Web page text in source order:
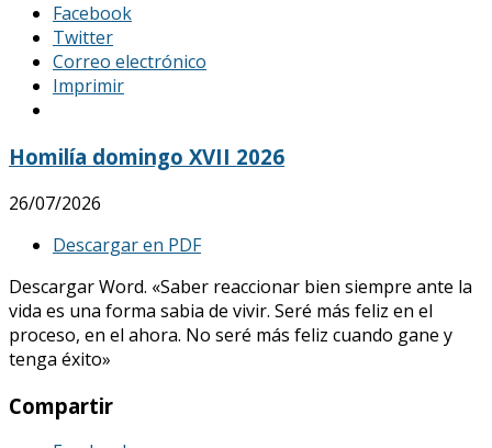
Facebook
Twitter
Correo electrónico
Imprimir
Homilía domingo XVII 2026
26/07/2026
Descargar en PDF
Descargar Word. «Saber reaccionar bien siempre ante la
vida es una forma sabia de vivir. Seré más feliz en el
proceso, en el ahora. No seré más feliz cuando gane y
tenga éxito»
Compartir